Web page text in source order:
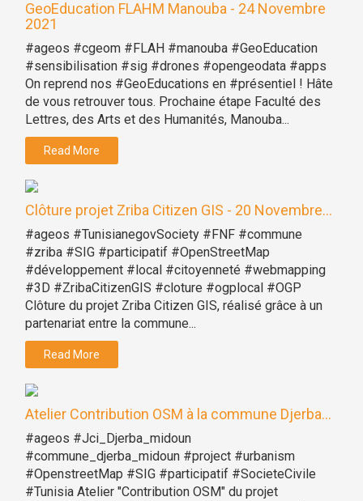
GeoEducation FLAHM Manouba - 24 Novembre
2021
#ageos #cgeom #FLAH #manouba #GeoEducation
#sensibilisation #sig #drones #opengeodata #apps
On reprend nos #GeoEducations en #présentiel ! Hâte
de vous retrouver tous. Prochaine étape Faculté des
Lettres, des Arts et des Humanités, Manouba...
Read More
Clôture projet Zriba Citizen GIS - 20 Novembre...
#ageos #TunisianegovSociety #FNF #commune
#zriba #SIG #participatif #OpenStreetMap
#développement #local #citoyenneté #webmapping
#3D #ZribaCitizenGIS #cloture #ogplocal #OGP
Clôture du projet Zriba Citizen GIS, réalisé grâce à un
partenariat entre la commune...
Read More
Atelier Contribution OSM à la commune Djerba...
#ageos #Jci_Djerba_midoun
#commune_djerba_midoun #project #urbanism
#OpenstreetMap #SIG #participatif #SocieteCivile
#Tunisia Atelier "Contribution OSM" du projet